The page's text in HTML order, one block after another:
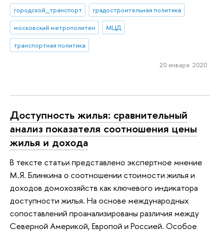
городской_транспорт
градостроительная политика
московский метрополитен
МЦД
транспортная политика
20 января 2020
Доступность жилья: сравнительный
анализ показателя соотношения цены
жилья и дохода
В тексте статьи представлено экспертное мнение
М.Я. Блинкина о соотношении стоимости жилья и
доходов домохозяйств как ключевого индикатора
доступности жилья. На основе международных
сопоставлений проанализированы различия между
Северной Америкой, Европой и Россией. Особое